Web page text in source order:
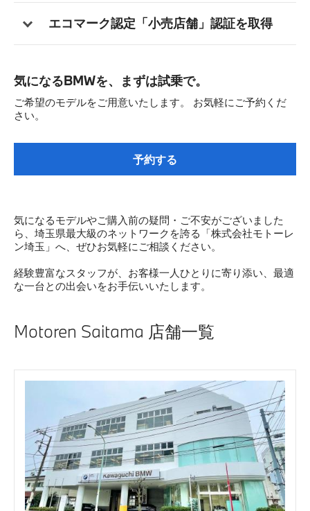
エコマーク認定「小売店舗」認証を取得
気になるBMWを、まずは試乗で。
ご希望のモデルをご用意いたします。 お気軽にご予約くだ
さい。
予約する
気になるモデルやご購入前の疑問・ご不安がございました
ら、埼玉県最大級のネットワークを誇る「株式会社モトーレ
ン埼玉」へ、ぜひお気軽にご相談ください。
経験豊富なスタッフが、お客様一人ひとりに寄り添い、最適
な一台との出会いをお手伝いいたします。
Motoren Saitama 店舗一覧